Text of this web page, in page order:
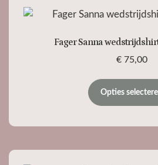
Fager Sanna
€75,00
Opties